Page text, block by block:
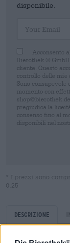
disponibile.
Acconsento
Bierothek ®
cliente. Questo
controllo delle
Sono consapevole
momento con
pregiudica la
consenso fino al
disponibili nel
* I prezzi sono
0,25
Descrizione